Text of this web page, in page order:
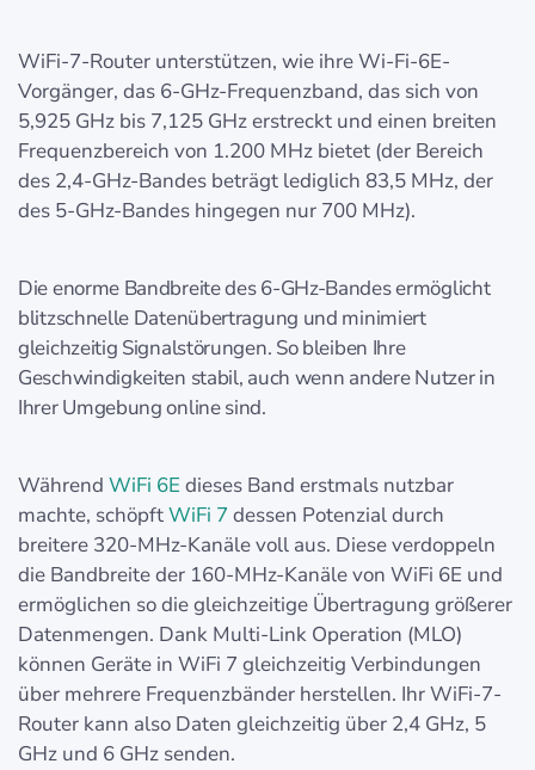
WiFi-7-Router unterstützen, wie ihre Wi-Fi-6E-
Vorgänger, das 6-GHz-Frequenzband, das sich von
5,925 GHz bis 7,125 GHz erstreckt und einen breiten
Frequenzbereich von 1.200 MHz bietet (der Bereich
des 2,4-GHz-Bandes beträgt lediglich 83,5 MHz, der
des 5-GHz-Bandes hingegen nur 700 MHz).
Die enorme Bandbreite des 6-GHz-Bandes ermöglicht
blitzschnelle Datenübertragung und minimiert
gleichzeitig Signalstörungen. So bleiben Ihre
Geschwindigkeiten stabil, auch wenn andere Nutzer in
Ihrer Umgebung online sind.
Während WiFi 6E dieses Band erstmals nutzbar
machte, schöpftWiFi 7 dessen Potenzial durch
breitere 320-MHz-Kanäle voll aus. Diese verdoppeln
die Bandbreite der 160-MHz-Kanäle von WiFi 6E und
ermöglichen so die gleichzeitige Übertragung größerer
Datenmengen. Dank Multi-Link Operation (MLO)
können Geräte in WiFi 7 gleichzeitig Verbindungen
über mehrere Frequenzbänder herstellen. Ihr WiFi-7-
Router kann also Daten gleichzeitig über 2,4 GHz, 5
GHz und 6 GHz senden.